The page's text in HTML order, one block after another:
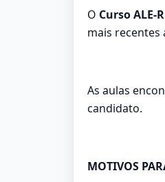
O Curso ALE-
mais recentes
As aulas
candidato.
MOTIVOS